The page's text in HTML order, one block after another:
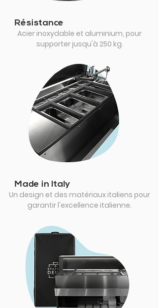
Résistance
Acier inoxydable et aluminium, pour
supporter jusqu'à 250 kg.
Made in Italy
Un design et des matériaux italiens pour
garantir l'excellence italienne.